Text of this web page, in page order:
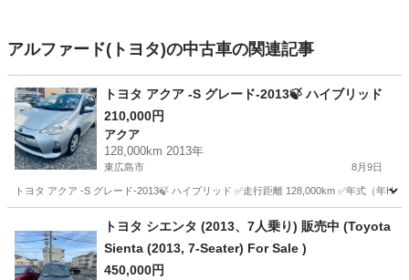
アルファード(トヨタ)の中古車の関連記事
トヨタ アクア -S グレード-2013🍃 ハイブリッド
210,000円
アクア
128,000km 2013年
東広島市 8月9日
トヨタ アクア -S グレード-2013🍃 ハイブリッド ✅走行距離 128,000km ✅年式（年
アクア
トヨタ シエンタ (2013、7人乗り) 販売中 (Toyota
Sienta (2013, 7-Seater) For Sale )
450,000円